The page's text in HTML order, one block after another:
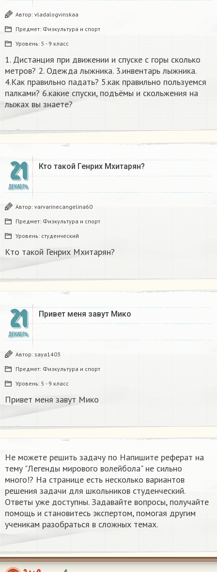
Автор: vladalogvinskaa
Предмет: Физкультура и спорт
Уровень: 5 - 9 класс
1. Дистанция при движении и спуске с горы сколько
метров? 2. Одежда лыжника. 3.инвентарь лыжника.
4.Как правильно падать? 5.как правильно пользуемся
палками? 6.какие спуски, подъёмы и скольжения на
лыжах вы знаете?​
21
ДЕКАБРЬ
Кто такой Генрих Мхитарян?​
Автор: varvarinecangelina60
Предмет: Физкультура и спорт
Уровень: студенческий
Кто такой Генрих Мхитарян?​
21
ДЕКАБРЬ
Привет меня завут Мико
Автор: saya1403
Предмет: Физкультура и спорт
Уровень: 5 - 9 класс
Привет меня завут Мико
Не можете решить задачу по Напишите реферат на
тему "Легенды мирового волейбола" не сильно
много!? На странице есть несколько вариантов
решения задачи для школьников студенческий.
Ответы уже доступны. Задавайте вопросы, получайте
помощь и становитесь экспертом, помогая другим
ученикам разобраться в сложных темах.